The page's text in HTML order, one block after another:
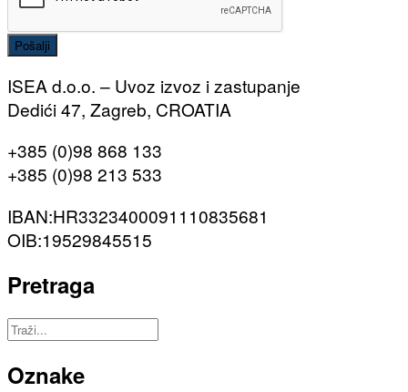
Pošalji
ISEA d.o.o. – Uvoz izvoz i zastupanje
Dedići 47, Zagreb, CROATIA
+385 (0)98 868 133
+385 (0)98 213 533
IBAN:HR3323400091110835681
OIB:19529845515
Pretraga
Oznake